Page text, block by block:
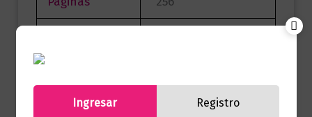
Formato 15.0 X 23.0 X 1.5
Ingresar Registro